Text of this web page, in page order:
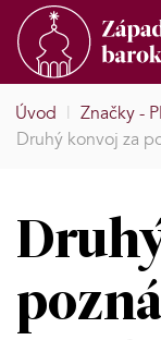
Úvod | Značky -
Druhý konvoj za